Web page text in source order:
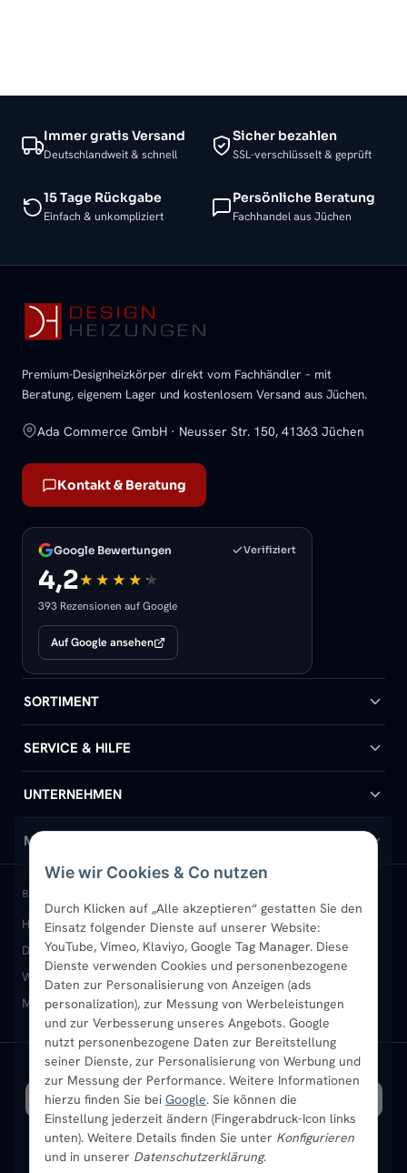
Wie wir Cookies & Co nutzen
Durch Klicken auf „Alle akzeptieren“ gestatten Sie den
Einsatz folgender Dienste auf unserer Website:
YouTube, Vimeo, Klaviyo, Google Tag Manager. Diese
Dienste verwenden Cookies und personenbezogene
Daten zur Personalisierung von Anzeigen (ads
personalization), zur Messung von Werbeleistungen
und zur Verbesserung unseres Angebots. Google
nutzt personenbezogene Daten zur Bereitstellung
seiner Dienste, zur Personalisierung von Werbung und
zur Messung der Performance. Weitere Informationen
hierzu finden Sie bei Google. Sie können die
Einstellung jederzeit ändern (Fingerabdruck-Icon links
unten). Weitere Details finden Sie unter Konfigurieren
und in unserer Datenschutzerklärung.
Immer gratis Versand
Deutschlandweit & schnell
Sicher bezahlen
SSL-verschlüsselt & geprüft
15 Tage Rückgabe
Einfach & unkompliziert
Persönliche Beratung
Fachhandel aus Jüchen
Premium-Designheizkörper direkt vom Fachhändler – mit
Beratung, eigenem Lager und kostenlosem Versand aus Jüchen.
Ada Commerce GmbH · Neusser Str. 150, 41363 Jüchen
Kontakt & Beratung
Google Bewertungen Verifiziert
4,2
393 Rezensionen auf Google
Auf Google ansehen
SORTIMENT
Badheizkörper
Handtuchheizkörper
Design-Heizkörper
Paneelheizkörper
Vertikal-Heizkörper
Heizkörper-Zubehör
SERVICE & HILFE
Hilfe & Kontakt
Versand & Lieferung
Rückgabe & Widerruf
Garantie & Gewährleistung
Montageservice vor Ort
Sendung verfolgen
UNTERNEHMEN
Wir über uns
Standort & Abholung Jüchen
B2B-Kunden
Karriere
Ratgeber
Bestpreisgarantie
MEIN KONTO
Anmelden / Mein Konto
Merkliste
Newsletter
Aktuelle Angebote
BELIEBTE KATEGORIEN
Heizkörper kaufenBadheizkörperHandtuchheizkörper
Design-HeizkörperPaneelheizkörperVertikal-Heizkörper
Wandheizkörper Wohnraum-Heizkörper Badheizkörper Schwarz
Mischbetrieb-HeizkörperHeizkörper-ZubehörAktuelle Angebote
SICHERE ZAHLUNG VERSAND MIT